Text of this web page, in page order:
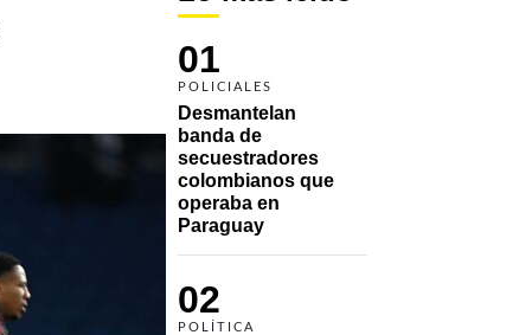
01
POLICIALES
Desmantelan
banda de
secuestradores
colombianos que
operaba en
Paraguay
02
POLÍTICA